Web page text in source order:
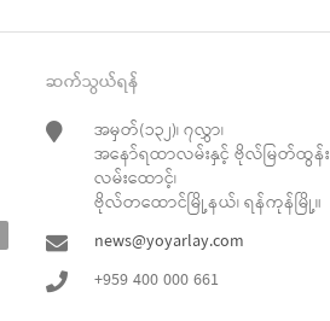
ဆက်သွယ်ရန်
အမှတ်(၁၃၂)၊ ၇လွှာ၊
အနော်ရထာလမ်းနှင့် ဗိုလ်မြတ်ထွန်း
လမ်းထောင့်၊
ဗိုလ်တထောင်မြို့နယ်၊ ရန်ကုန်မြို့။
news@yoyarlay.com
+959 400 000 661